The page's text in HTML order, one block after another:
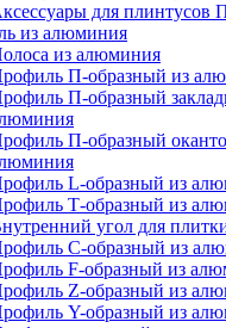
для плинтусов
из алюминия
из алюминия
П-образный из
П-образный
П-образный
L-образный из
Т-образный из
угол для
C-образный из
F-образный из
Z-образный из
Y-образный из